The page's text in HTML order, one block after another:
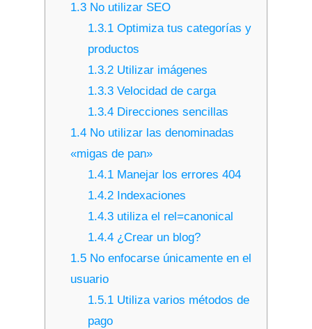
1.3No utilizar SEO
1.3.1 Optimiza tus categorías y
productos
1.3.2 Utilizar imágenes
1.3.3 Velocidad de carga
1.3.4 Direcciones sencillas
1.4No utilizar las denominadas
«migas de pan»
1.4.1 Manejar los errores 404
1.4.2 Indexaciones
1.4.3 utiliza el rel=canonical
1.4.4 ¿Crear un blog?
1.5No enfocarse únicamente en el
usuario
1.5.1 Utiliza varios métodos de
pago